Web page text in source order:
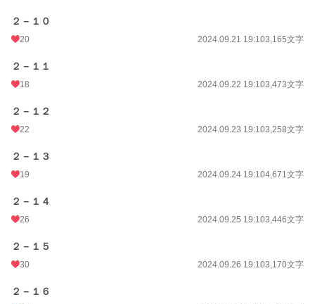
２－１０
20 2024.09.21 19:103,165文字
２－１１
18 2024.09.22 19:103,473文字
２－１２
22 2024.09.23 19:103,258文字
２－１３
19 2024.09.24 19:104,671文字
２－１４
26 2024.09.25 19:103,446文字
２－１５
30 2024.09.26 19:103,170文字
２－１６